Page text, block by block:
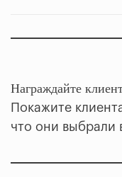
Награждайте
Покажите
что они выбрали